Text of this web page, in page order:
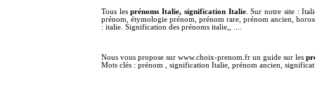
Tous lesprénoms Italie, signification Italie. Sur notre site :
prénom, étymologie prénom, prénom rare, prénom ancien,
: italie. Signification des prénoms italie,, ....
Nous vous propose sur www.choix-prenom.fr un guide sur les
Mots clés : prénom , signification Italie, prénom ancien,